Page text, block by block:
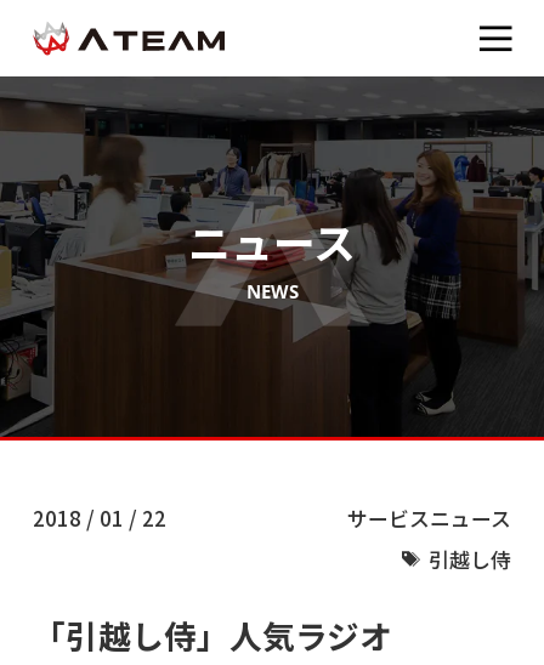
ニュース
NEWS
2018 / 01 / 22
サービスニュース
引越し侍
「引越し侍」人気ラジオ